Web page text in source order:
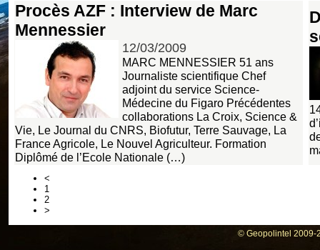
Procès AZF : Interview de Marc
Mennessier
12/03/2009
MARC MENNESSIER 51 ans
Journaliste scientifique Chef
adjoint du service Science-
Médecine du Figaro Précédentes
collaborations La Croix, Science &
Vie, Le Journal du CNRS, Biofutur, Terre Sauvage, La
France Agricole, Le Nouvel Agriculteur. Formation
Diplômé de l’Ecole Nationale (…)
<
1
2
>
© Geopolintel 2009-